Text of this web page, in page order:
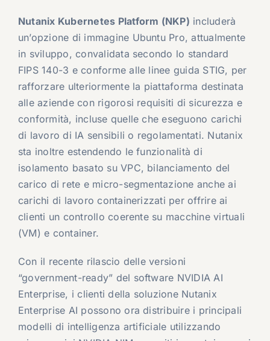
Nutanix Kubernetes Platform (NKP) includerà
un’opzione di immagine Ubuntu Pro, attualmente
in sviluppo, convalidata secondo lo standard
FIPS 140-3 e conforme alle linee guida STIG, per
rafforzare ulteriormente la piattaforma destinata
alle aziende con rigorosi requisiti di sicurezza e
conformità, incluse quelle che eseguono carichi
di lavoro di IA sensibili o regolamentati. Nutanix
sta inoltre estendendo le funzionalità di
isolamento basato su VPC, bilanciamento del
carico di rete e micro-segmentazione anche ai
carichi di lavoro containerizzati per offrire ai
clienti un controllo coerente su macchine virtuali
(VM) e container.
Con il recente rilascio delle versioni
“government-ready” del software NVIDIA AI
Enterprise, i clienti della soluzione Nutanix
Enterprise AI possono ora distribuire i principali
modelli di intelligenza artificiale utilizzando